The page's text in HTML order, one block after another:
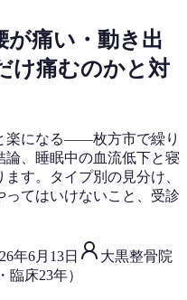
が痛い・動き出
け痛むのかと対
楽になる——枚方市で繰り
、睡眠中の血流低下と寝
す。タイプ別の見分け、
てはいけないこと、受診
年6月13日
大黒整骨院
臨床23年）